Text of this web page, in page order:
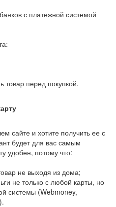
с платежной системой
товар перед покупкой.
сайте и хотите получить ее с
будет для вас самым
удобен, потому что:
не выходя из дома;
не только с любой карты, но
системы (Webmoney,